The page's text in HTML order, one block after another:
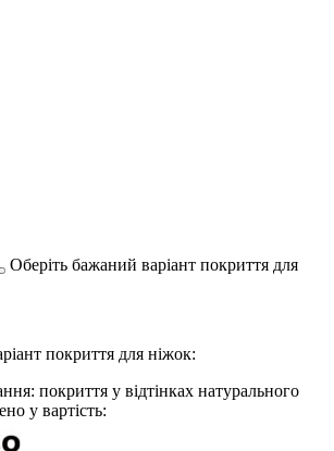
Оберіть бажаний варіант покриття для
покриття для ніжок:
покриття у відтінках натурального
у вартість: